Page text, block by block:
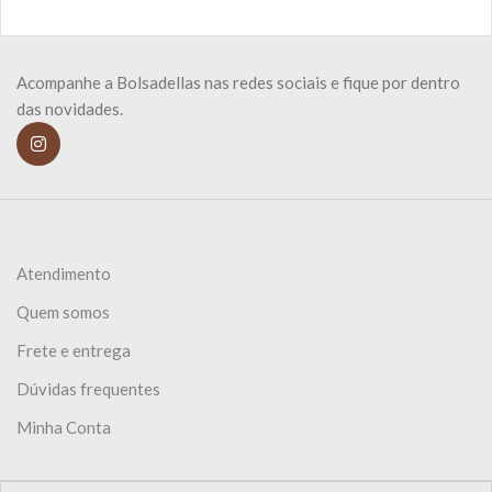
Acompanhe a Bolsadellas nas redes sociais e fique por dentro
das novidades.
Atendimento
Quem somos
Frete e entrega
Dúvidas frequentes
Minha Conta